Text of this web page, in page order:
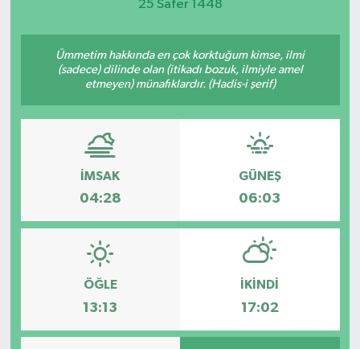
25 Safer 1448
Ümmetim hakkında en çok korktuğum kimse, ilmi
(sadece) dilinde olan (itikadı bozuk, ilmiyle amel
etmeyen) münafıklardır. (Hadis-i şerif)
İMSAK
04:28
GÜNEŞ
06:03
ÖĞLE
13:13
İKINDI
17:02
Dünya
RESMİ İLANLAR